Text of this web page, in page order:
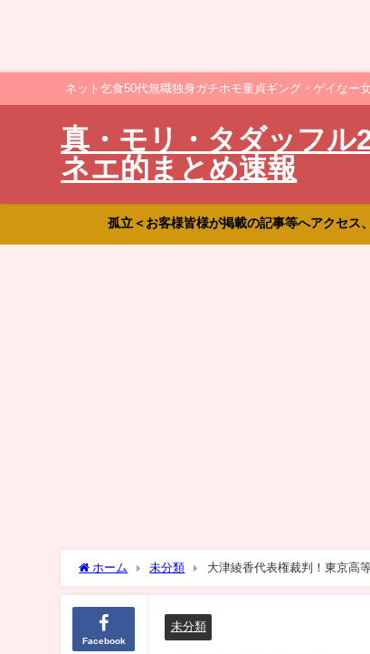
ネット乞食50代無職独身ガチホモ童貞ギング・ゲイなー
真・モリ・タダッフル
ネエ的まとめ速報
孤立＜お客様皆様が掲載の記事等へアクセス
ホーム 未分類 大津綾香代表権裁判！東京高
Facebook
未分類